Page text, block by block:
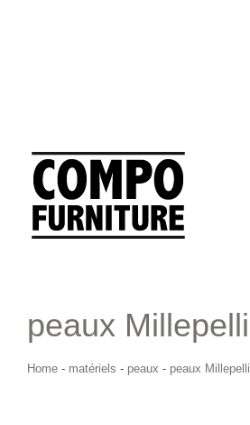
peaux Millepelli
Home - matériels - peaux - peaux Millepelli